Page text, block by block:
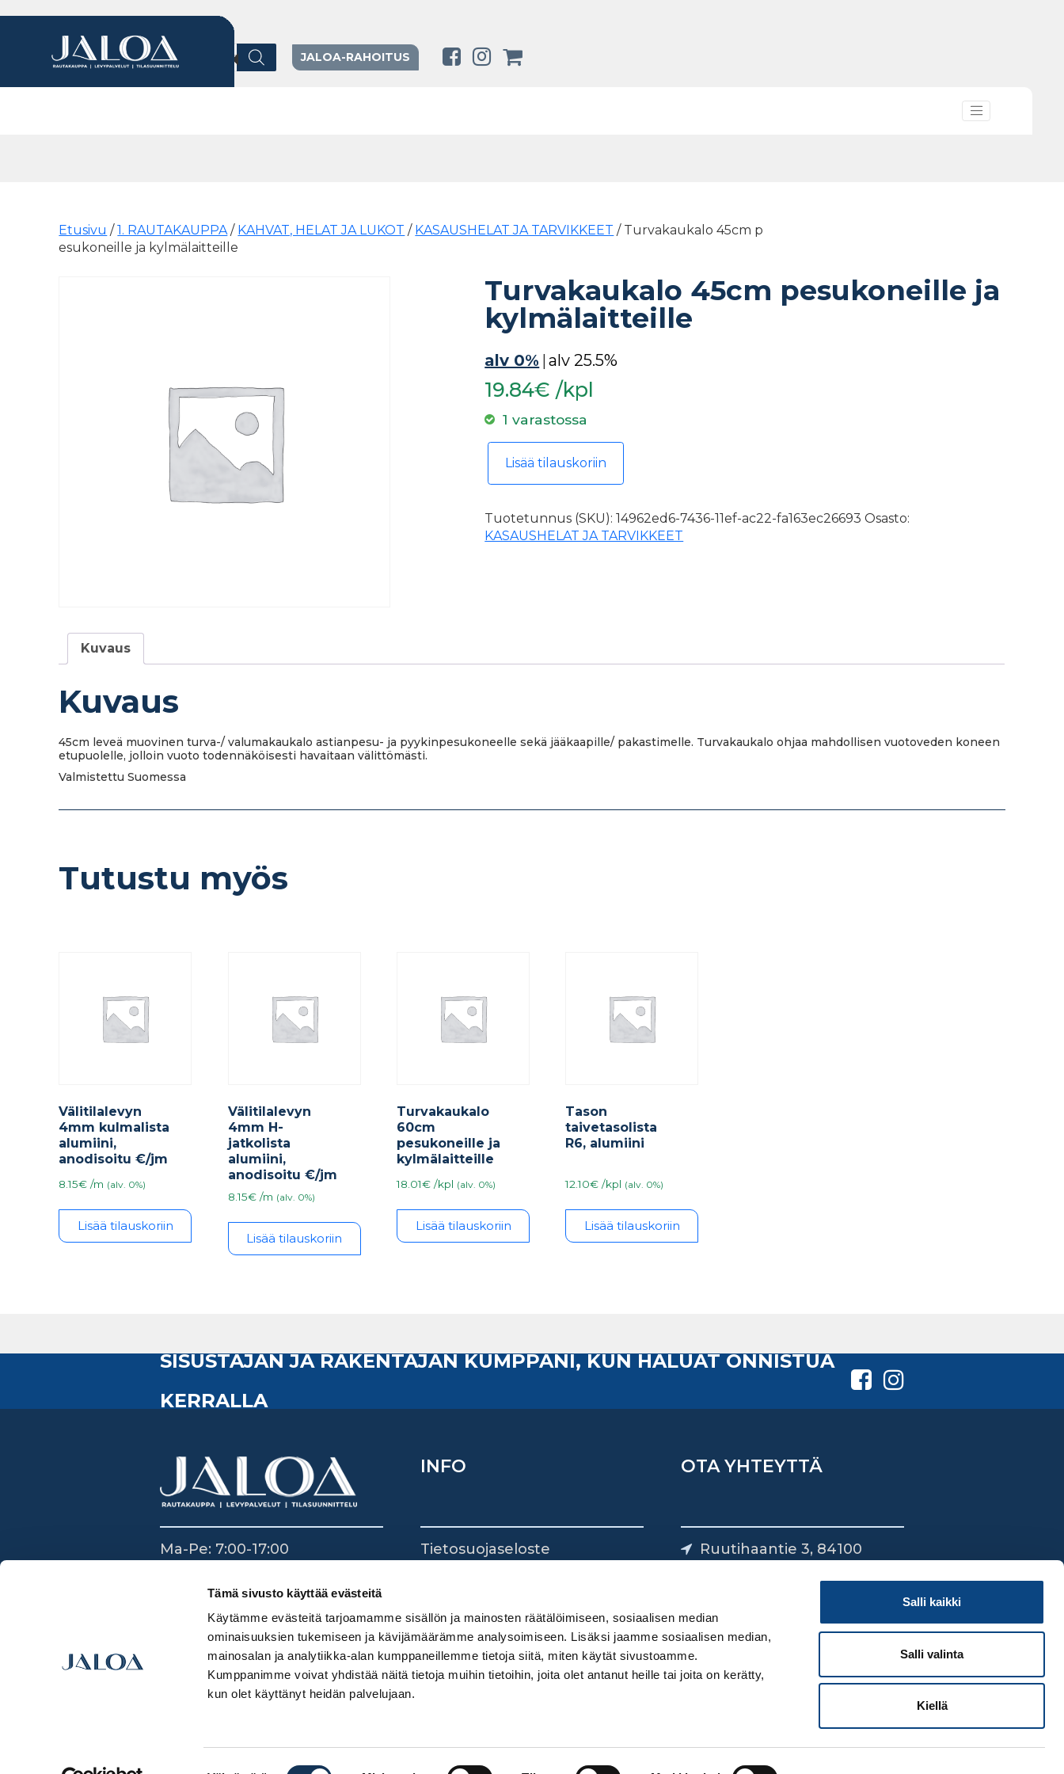
Tämä sivusto käyttää evästeitä
Käytämme evästeitä tarjoamamme sisällön ja mainosten räätälöimiseen, sosiaalisen median
ominaisuuksien tukemiseen ja kävijämäärämme analysoimiseen. Lisäksi jaamme sosiaalisen median,
mainosalan ja analytiikka-alan kumppaneillemme tietoja siitä, miten käytät sivustoamme.
Kumppanimme voivat yhdistää näitä tietoja muihin tietoihin, joita olet antanut heille tai joita on kerätty,
kun olet käyttänyt heidän palvelujaan.
Salli kaikki
Salli valinta
Kiellä
Products search
JALOA-RAHOITUS
Etusivu /1. RAUTAKAUPPA / KAHVAT, HELAT JA LUKOT / KASAUSHELAT JA TARVIKKEET / Turvakaukalo 45cm p
esukoneille ja kylmälaitteille
Turvakaukalo 45cm pesukoneille ja
kylmälaitteille
alv 0% |alv 25.5%
19.84€ /kpl
1 varastossa
Turvakaukalo 45cm pesukoneille ja kylmälaitteille määrä
Lisää tilauskoriin
Tuotetunnus (SKU):14962ed6-7436-11ef-ac22-fa163ec26693 Osasto:
KASAUSHELAT JA TARVIKKEET
Kuvaus
Kuvaus
45cm leveä muovinen turva-/ valumakaukalo astianpesu- ja pyykinpesukoneelle sekä jääkaapille/ pakastimelle. Turvakaukalo ohjaa mahdollisen vuotoveden koneen
etupuolelle, jolloin vuoto todennäköisesti havaitaan välittömästi.
Valmistettu Suomessa
Tutustu myös
Välitilalevyn
4mm kulmalista
alumiini,
anodisoitu €/jm
8.15€ /m (alv. 0%)
Lisää tilauskoriin
Välitilalevyn
4mm H-
jatkolista
alumiini,
anodisoitu €/jm
8.15€ /m (alv. 0%)
Lisää tilauskoriin
Turvakaukalo
60cm
pesukoneille ja
kylmälaitteille
18.01€ /kpl (alv. 0%)
Lisää tilauskoriin
Tason
taivetasolista
R6, alumiini
12.10€ /kpl (alv. 0%)
Lisää tilauskoriin
SISUSTAJAN JA RAKENTAJAN KUMPPANI, KUN HALUAT ONNISTUA
KERRALLA
Ma-Pe: 7:00-17:00
Su: Suljettu
INFO
Tietosuojaseloste
OTA YHTEYTTÄ
Ruutihaantie 3, 84100